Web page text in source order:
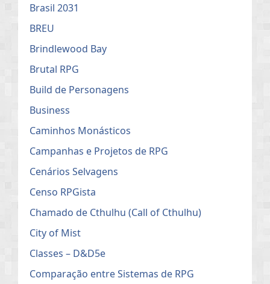
Brasil 2031
BREU
Brindlewood Bay
Brutal RPG
Build de Personagens
Business
Caminhos Monásticos
Campanhas e Projetos de RPG
Cenários Selvagens
Censo RPGista
Chamado de Cthulhu (Call of Cthulhu)
City of Mist
Classes – D&D5e
Comparação entre Sistemas de RPG